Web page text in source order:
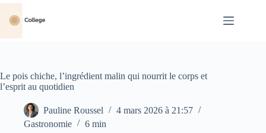
Passer
contenu
Le pois chiche, l’ingrédient malin qui nourrit le corps et
l’esprit au quotidien
Pauline Roussel
4 mars 2026 à 21:57
Gastronomie
6 min